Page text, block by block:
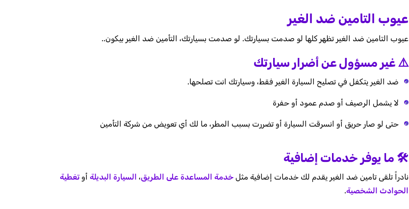
عيوب التامين ضد الغير
عيوب التامين ضد الغير تظهر كلها لو صدمت بسيارتك. لو صدمت بسيارتك، التأمين ضد الغير بيكون..
⚠️ غير مسؤول عن أضرار سيارتك
ضد الغير يتكفل في تصليح السيارة الغير فقط، وسيارتك انت تصلحها.
لا يشمل الرصيف أو صدم عمود أو حفرة
حتى لو صار حريق أو انسرقت السيارة أو تضررت بسبب المطر، ما لك أي تعويض من شركة التأمين
🛠️ ما يوفر خدمات إضافية
نادراً تلقى تامين ضد الغير يقدم لك خدمات إضافية مثلخدمة المساعدة على الطريق، السيارة البديلة أوتغطية
الحوادث الشخصية.